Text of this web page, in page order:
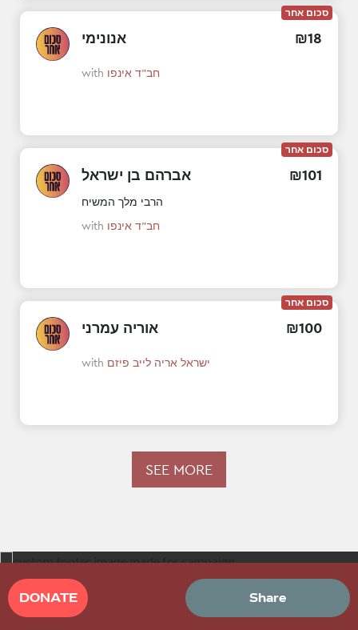
אנונימי ₪18
with חב"ד אינפו
סכום אחר
אברהם בן ישראל ₪101
הרבי מלך המשיח
with חב"ד אינפו
סכום אחר
אוריה עמרני ₪100
with ישראל אריה לייב פיזם
סכום אחר
SEE MORE
DONATE Share